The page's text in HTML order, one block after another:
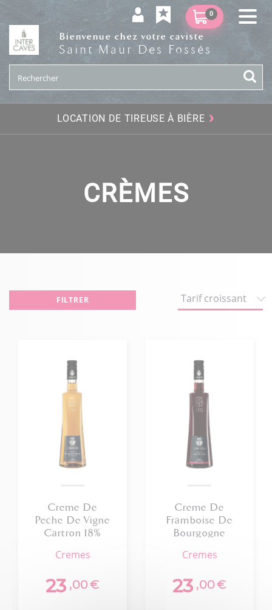
0
Bienvenue chez votre caviste
Saint Maur Des Fossés
LOCATION DE TIREUSE À BIÈRE ›
CRÈMES
FILTRER
Creme De
Peche De Vigne
Cartron 18%
cremes
23 ,00€
Creme De
Framboise De
Bourgogne
70cl
cremes
23 ,00€